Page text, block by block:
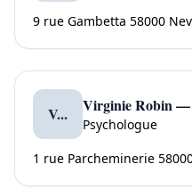
9 rue Gambetta 58000
V... Virginie Robin —
Psychologue
1 rue Parcheminerie